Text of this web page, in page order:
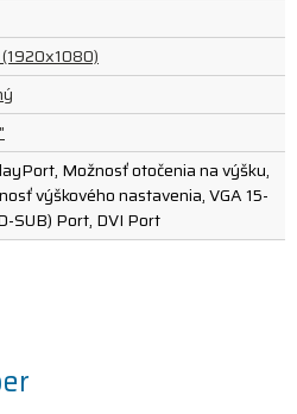
(1920x1080)
Možnosť otočenia na výšku,
výškového nastavenia, VGA 15-
SUB) Port, DVI Port